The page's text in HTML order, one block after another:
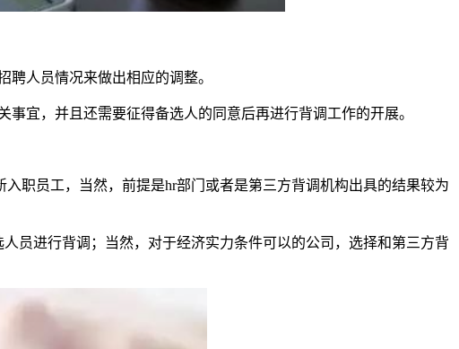
聘人员情况来做出相应的调整。
宜，并且还需要征得备选人的同意后再进行背调工作的开展。
职员工，当然，前提是hr部门或者是第三方背调机构出具的结果较为
员进行背调；当然，对于经济实力条件可以的公司，选择和第三方背